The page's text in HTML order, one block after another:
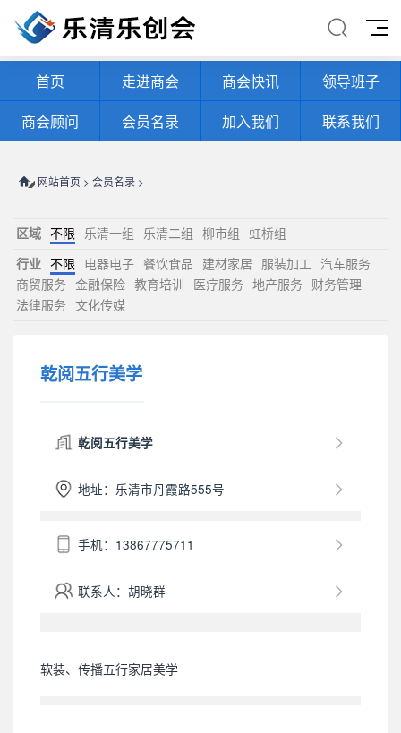
首页 走进商会 商会快讯
领导班子
商会顾问
会员名录 加入我们 联系我们
网站首页 > 会员名录 >
区域 不限 乐清一组 乐清二组 柳市组
虹桥组
行业 不限 电器电子 餐饮食品 建材家居 服装加工 汽车服务
商贸服务 金融保险 教育培训 医疗服务 地产服务 财务管理
法律服务 文化传媒
乾阅五行美学
乾阅五行美学
地址：乐清市丹霞路555号
手机：13867775711
联系人：胡晓群
软装、传播五行家居美学